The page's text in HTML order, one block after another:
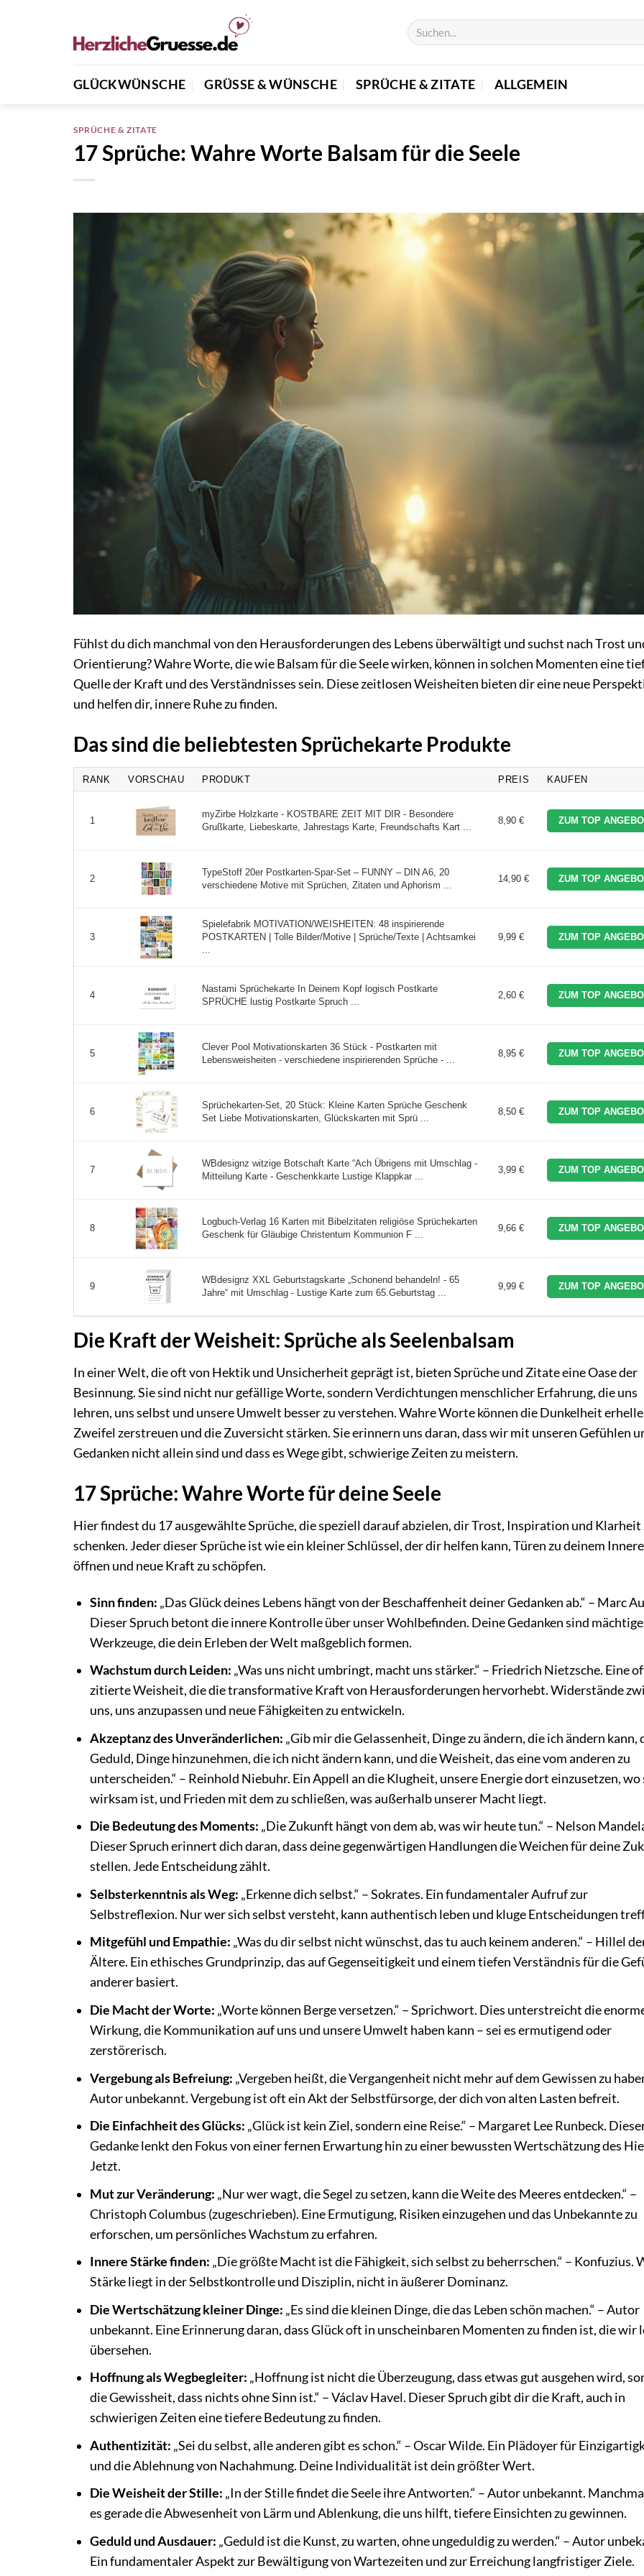
GLÜCKWÜNSCHE GRÜSSE & WÜNSCHE SPRÜCHE & ZITATE ALLGEMEIN
SPRÜCHE & ZITATE
17 Sprüche: Wahre Worte Balsam für die Seele
Fühlst du dich manchmal von den Herausforderungen des Lebens überwältigt und suchst nach Trost
Orientierung? Wahre Worte, die wie Balsam für die Seele wirken, können in solchen Momenten eine
Quelle der Kraft und des Verständnisses sein. Diese zeitlosen Weisheiten bieten dir eine neue
und helfen dir, innere Ruhe zu finden.
Das sind die beliebtesten Sprüchekarte Produkte
RANK VORSCHAU PRODUKT PREIS KAUFEN
1
myZirbe Holzkarte - KOSTBARE ZEIT MIT DIR - Besondere
Grußkarte, Liebeskarte, Jahrestags Karte, Freundschafts Kart ...
8,90 € ZUM TOP
2
TypeStoff 20er Postkarten-Spar-Set – FUNNY – DIN A6, 20
verschiedene Motive mit Sprüchen, Zitaten und Aphorism ...
14,90 € ZUM TOP
3
Spielefabrik MOTIVATION/WEISHEITEN: 48 inspirierende
POSTKARTEN | Tolle Bilder/Motive | Sprüche/Texte | Achtsamkei
9,99 € ZUM TOP
4
Nastami Sprüchekarte In Deinem Kopf logisch Postkarte
SPRÜCHE lustig Postkarte Spruch ...
2,60 € ZUM TOP
5
Clever Pool Motivationskarten 36 Stück - Postkarten mit
Lebensweisheiten - verschiedene inspirierenden Sprüche - ...
8,95 € ZUM TOP
6
Sprüchekarten-Set, 20 Stück: Kleine Karten Sprüche Geschenk
Set Liebe Motivationskarten, Glückskarten mit Sprü ...
8,50 € ZUM TOP
7
WBdesignz witzige Botschaft Karte “Ach Übrigens mit Umschlag -
Mitteilung Karte - Geschenkkarte Lustige Klappkar ...
3,99 € ZUM TOP
8
Logbuch-Verlag 16 Karten mit Bibelzitaten religiöse Sprüchekarten
Geschenk für Gläubige Christentum Kommunion F ...
9,66 € ZUM TOP
9
WBdesignz XXL Geburtstagskarte „Schonend behandeln! - 65
Jahre“ mit Umschlag - Lustige Karte zum 65.Geburtstag ...
9,99 € ZUM TOP
Die Kraft der Weisheit: Sprüche als Seelenbalsam
In einer Welt, die oft von Hektik und Unsicherheit geprägt ist, bieten Sprüche und Zitate eine Oase der
Besinnung. Sie sind nicht nur gefällige Worte, sondern Verdichtungen menschlicher Erfahrung, die uns
lehren, uns selbst und unsere Umwelt besser zu verstehen. Wahre Worte können die Dunkelheit
Zweifel zerstreuen und die Zuversicht stärken. Sie erinnern uns daran, dass wir mit unseren Gefühlen
Gedanken nicht allein sind und dass es Wege gibt, schwierige Zeiten zu meistern.
17 Sprüche: Wahre Worte für deine Seele
Hier findest du 17 ausgewählte Sprüche, die speziell darauf abzielen, dir Trost, Inspiration und Klarheit
schenken. Jeder dieser Sprüche ist wie ein kleiner Schlüssel, der dir helfen kann, Türen zu deinem
öffnen und neue Kraft zu schöpfen.
Sinn finden: „Das Glück deines Lebens hängt von der Beschaffenheit deiner Gedanken ab.“ – Marc
Dieser Spruch betont die innere Kontrolle über unser Wohlbefinden. Deine Gedanken sind mächtige
Werkzeuge, die dein Erleben der Welt maßgeblich formen.
Wachstum durch Leiden: „Was uns nicht umbringt, macht uns stärker.“ – Friedrich Nietzsche. Eine
zitierte Weisheit, die die transformative Kraft von Herausforderungen hervorhebt. Widerstände
uns, uns anzupassen und neue Fähigkeiten zu entwickeln.
Akzeptanz des Unveränderlichen: „Gib mir die Gelassenheit, Dinge zu ändern, die ich ändern kann,
Geduld, Dinge hinzunehmen, die ich nicht ändern kann, und die Weisheit, das eine vom anderen zu
unterscheiden.“ – Reinhold Niebuhr. Ein Appell an die Klugheit, unsere Energie dort einzusetzen, wo
wirksam ist, und Frieden mit dem zu schließen, was außerhalb unserer Macht liegt.
Die Bedeutung des Moments: „Die Zukunft hängt von dem ab, was wir heute tun.“ – Nelson
Dieser Spruch erinnert dich daran, dass deine gegenwärtigen Handlungen die Weichen für deine
stellen. Jede Entscheidung zählt.
Selbsterkenntnis als Weg: „Erkenne dich selbst.“ – Sokrates. Ein fundamentaler Aufruf zur
Selbstreflexion. Nur wer sich selbst versteht, kann authentisch leben und kluge Entscheidungen
Mitgefühl und Empathie: „Was du dir selbst nicht wünschst, das tu auch keinem anderen.“ – Hillel
Ältere. Ein ethisches Grundprinzip, das auf Gegenseitigkeit und einem tiefen Verständnis für die
anderer basiert.
Die Macht der Worte: „Worte können Berge versetzen.“ – Sprichwort. Dies unterstreicht die
Wirkung, die Kommunikation auf uns und unsere Umwelt haben kann – sei es ermutigend oder
zerstörerisch.
Vergebung als Befreiung: „Vergeben heißt, die Vergangenheit nicht mehr auf dem Gewissen zu
Autor unbekannt. Vergebung ist oft ein Akt der Selbstfürsorge, der dich von alten Lasten befreit.
Die Einfachheit des Glücks: „Glück ist kein Ziel, sondern eine Reise.“ – Margaret Lee Runbeck.
Gedanke lenkt den Fokus von einer fernen Erwartung hin zu einer bewussten Wertschätzung des
Jetzt.
Mut zur Veränderung: „Nur wer wagt, die Segel zu setzen, kann die Weite des Meeres entdecken.“ –
Christoph Columbus (zugeschrieben). Eine Ermutigung, Risiken einzugehen und das Unbekannte zu
erforschen, um persönliches Wachstum zu erfahren.
Innere Stärke finden: „Die größte Macht ist die Fähigkeit, sich selbst zu beherrschen.“ – Konfuzius.
Stärke liegt in der Selbstkontrolle und Disziplin, nicht in äußerer Dominanz.
Die Wertschätzung kleiner Dinge: „Es sind die kleinen Dinge, die das Leben schön machen.“ – Autor
unbekannt. Eine Erinnerung daran, dass Glück oft in unscheinbaren Momenten zu finden ist, die wir
übersehen.
Hoffnung als Wegbegleiter: „Hoffnung ist nicht die Überzeugung, dass etwas gut ausgehen wird,
die Gewissheit, dass nichts ohne Sinn ist.“ – Václav Havel. Dieser Spruch gibt dir die Kraft, auch in
schwierigen Zeiten eine tiefere Bedeutung zu finden.
Authentizität: „Sei du selbst, alle anderen gibt es schon.“ – Oscar Wilde. Ein Plädoyer für
und die Ablehnung von Nachahmung. Deine Individualität ist dein größter Wert.
Die Weisheit der Stille: „In der Stille findet die Seele ihre Antworten.“ – Autor unbekannt.
es gerade die Abwesenheit von Lärm und Ablenkung, die uns hilft, tiefere Einsichten zu gewinnen.
Geduld und Ausdauer: „Geduld ist die Kunst, zu warten, ohne ungeduldig zu werden.“ – Autor
Ein fundamentaler Aspekt zur Bewältigung von Wartezeiten und zur Erreichung langfristiger Ziele.